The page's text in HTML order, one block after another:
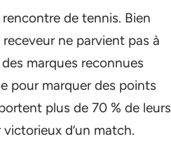
de tennis. Bien
ne parvient pas à
marques reconnues
pour marquer des points
plus de 70 % de leurs
d’un match.